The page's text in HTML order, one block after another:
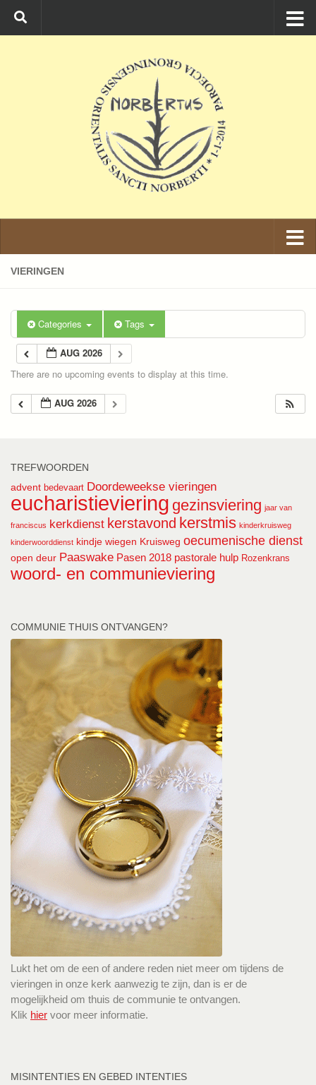
Ga naar de inhoud
VIERINGEN
Categories Tags
AUG 2026
There are no upcoming events to display at this time.
AUG 2026
TREFWOORDEN
advent bedevaart Doordeweekse vieringen
eucharistieviering gezinsviering jaar van
franciscus kerkdienst kerstavond kerstmis kinderkruisweg
kinderwoorddienst kindje wiegen Kruisweg oecumenische dienst
open deur Paaswake Pasen 2018 pastorale hulp Rozenkrans
woord- en communieviering
COMMUNIE THUIS ONTVANGEN?
Lukt het om de een of andere reden niet meer om tijdens de
vieringen in onze kerk aanwezig te zijn, dan is er de
mogelijkheid om thuis de communie te ontvangen.
Klik hier voor meer informatie.
MISINTENTIES EN GEBED INTENTIES